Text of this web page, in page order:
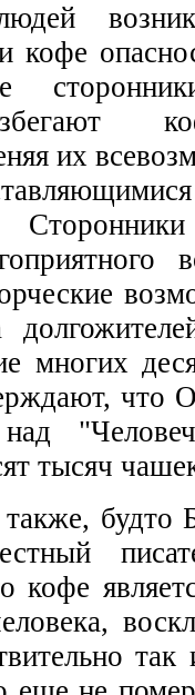
кофе
их
многих
что
тысяч
будто
кофе